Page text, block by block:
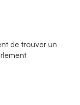
de trouver un